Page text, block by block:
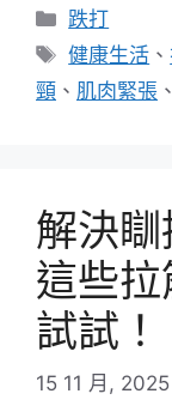
分
類
跌打
標
籤
健康生活 、
頸 、 肌肉緊張 、
解決瞓
這些
試試！
15 11 月, 2025